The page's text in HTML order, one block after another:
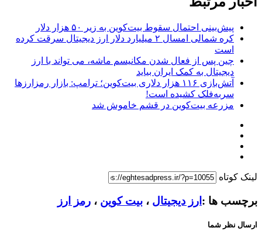
پیش‌بینی احتمال سقوط بیت‌کوین به زیر ۵۰ هزار دلار
کره شمالی امسال ۲ میلیارد دلار ارز دیجیتال سرقت کرده
است
چین پس از فعال شدن مکانیسم ماشه، می تواند با ارز
دیجیتال به کمک ایران بیاید
آتش‌بازی ۱۱۶ هزار دلاری بیت‌کوین؛ ترامپ: بازار رمزارزها
سربه‌فلک کشیده است!
مزرعه بیت‌کوین در قشم خاموش شد
لینک کوتاه
برچسب ها : ارز دیجیتال ، بیت کوین ، رمز ارز
ارسال نظر شما